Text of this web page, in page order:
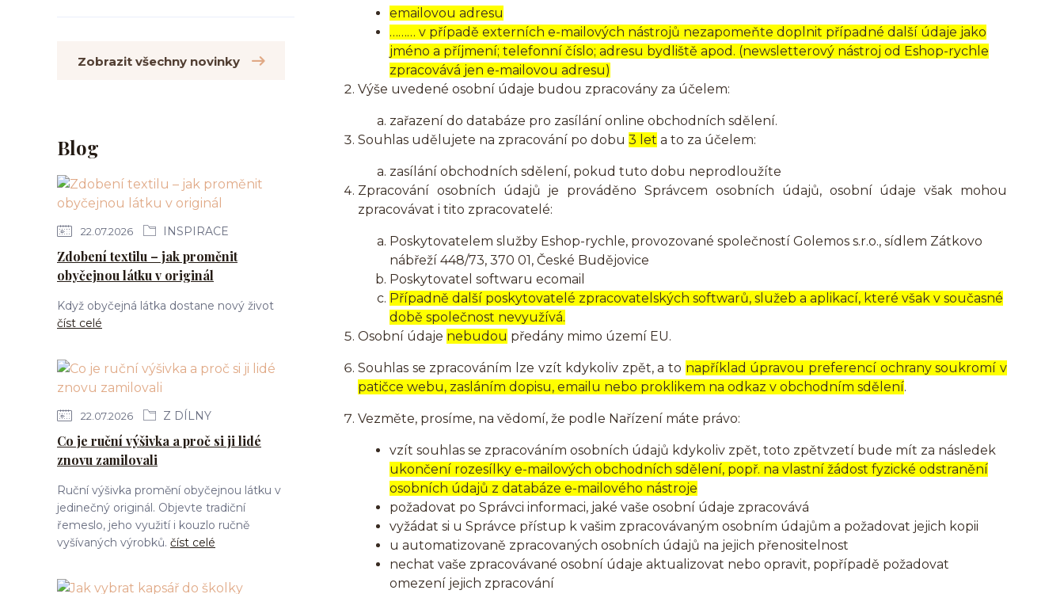
Zobrazit všechny novinky
Blog
22.07.2026 INSPIRACE
Zdobení textilu – jak proměnit
obyčejnou látku v originál
Když obyčejná látka dostane nový život
číst celé
22.07.2026 Z DÍLNY
Co je ruční výšivka a proč si ji lidé
znovu zamilovali
Ruční výšivka promění obyčejnou látku v
jedinečný originál. Objevte tradiční
řemeslo, jeho využití i kouzlo ručně
vyšívaných výrobků. číst celé
emailovou adresu
……… v případě externích e-mailových nástrojů nezapomeňte doplnit případné další údaje jako
jméno a příjmení; telefonní číslo; adresu bydliště apod. (newsletterový nástroj od Eshop-rychle
zpracovává jen e-mailovou adresu)
Výše uvedené osobní údaje budou zpracovány za účelem:
zařazení do databáze pro zasílání online obchodních sdělení.
Souhlas udělujete na zpracování po dobu 3 let a to za účelem:
zasílání obchodních sdělení, pokud tuto dobu neprodloužíte
Zpracování osobních údajů je prováděno Správcem osobních údajů, osobní údaje však mohou
zpracovávat i tito zpracovatelé:
Poskytovatelem služby Eshop-rychle, provozované společností Golemos s.r.o., sídlem Zátkovo
nábřeží 448/73, 370 01, České Budějovice
Poskytovatel softwaru ecomail
Případně další poskytovatelé zpracovatelských softwarů, služeb a aplikací, které však v současné
době společnost nevyužívá.
Osobní údaje nebudou předány mimo území EU.
Souhlas se zpracováním lze vzít kdykoliv zpět, a to například úpravou preferencí ochrany soukromí v
patičce webu, zasláním dopisu, emailu nebo proklikem na odkaz v obchodním sdělení.
Vezměte, prosíme, na vědomí, že podle Nařízení máte právo:
vzít souhlas se zpracováním osobních údajů kdykoliv zpět, toto zpětvzetí bude mít za následek
ukončení rozesílky e-mailových obchodních sdělení, popř. na vlastní žádost fyzické odstranění
osobních údajů z databáze e-mailového nástroje
požadovat po Správci informaci, jaké vaše osobní údaje zpracovává
vyžádat si u Správce přístup k vašim zpracovávaným osobním údajům a požadovat jejich kopii
u automatizovaně zpracovaných osobních údajů na jejich přenositelnost
nechat vaše zpracovávané osobní údaje aktualizovat nebo opravit, popřípadě požadovat
omezení jejich zpracování